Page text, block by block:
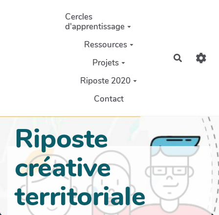
Aller au contenu principal
Cercles
d'apprentissage
Ressources
Projets
Riposte 2020
Contact
Riposte
créative
territoriale